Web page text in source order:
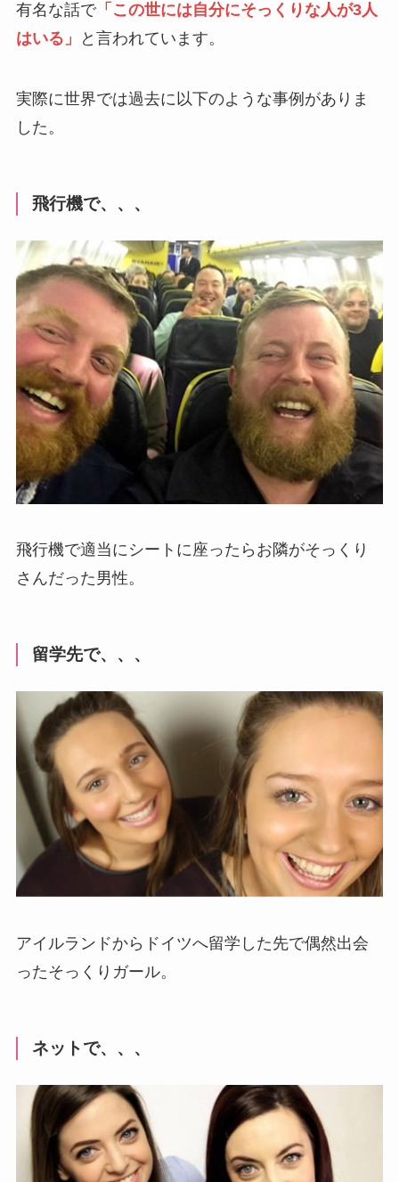
有名な話で「この世には自分にそっくりな人が3人
はいる」
と言われています。
実際に世界では過去に以下のような事例がありま
した。
飛行機で、、、
飛行機で適当にシートに座ったらお隣がそっくり
さんだった男性。
留学先で、、、
アイルランドからドイツへ留学した先で偶然出会
ったそっくりガール。
ネットで、、、